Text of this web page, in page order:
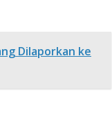
Dilaporkan ke